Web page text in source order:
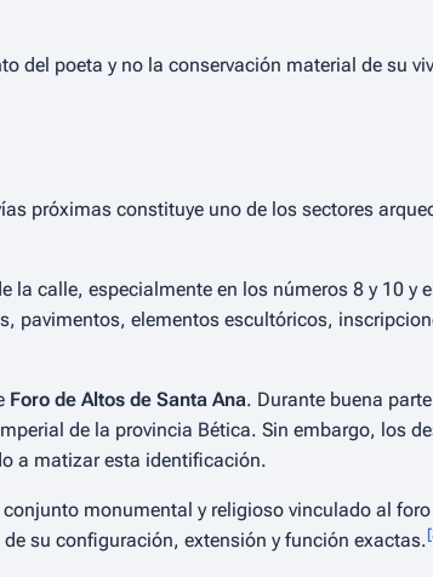
del poeta y no la conservación material de su
próximas constituye uno de los sectores
la calle, especialmente en los números 8 y 10 y
pavimentos, elementos escultóricos,
Foro de Altos de Santa Ana. Durante buena
de la provincia Bética. Sin embargo, los
a matizar esta identificación.
monumental y religioso vinculado al
su configuración, extensión y función exactas.[